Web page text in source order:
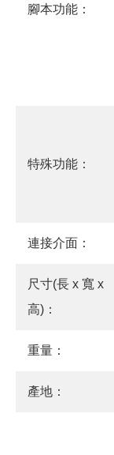
腳本功能：
特殊功能：
連接介面：
尺寸(長 x 寬 x
高)：
重量：
產地：